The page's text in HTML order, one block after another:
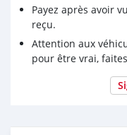
Payez après avoir
reçu.
Attention aux
pour être vrai,